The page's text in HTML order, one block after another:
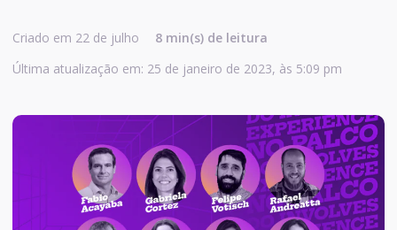
Criado em 22 de julho
8 min(s) de leitura
Última atualização em: 25 de janeiro de 2023, às 5:09 pm